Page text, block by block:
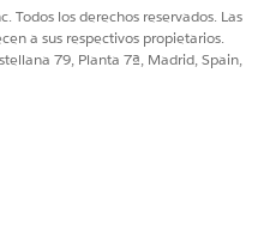
No
Todos los derechos reservados. Las
a sus respectivos propietarios.
79, Planta 7ª, Madrid, Spain,